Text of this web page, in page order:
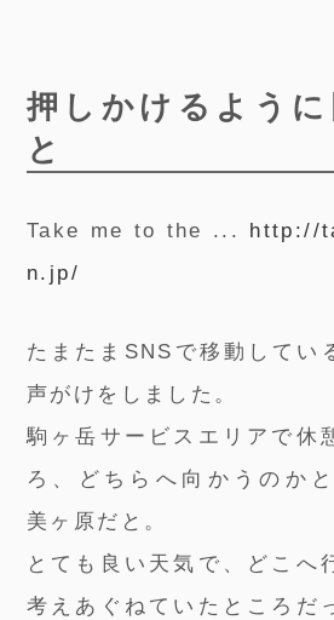
押しかけるよう
と
Take me to the ... http://
n.jp/
たまたまSNSで移動してい
声がけをしました。
駒ヶ岳サービスエリアで休
ろ、どちらへ向かうのか
美ヶ原だと。
とても良い天気で、どこへ
考えあぐねていたところだ